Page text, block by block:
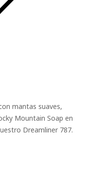
mantas suaves,
Mountain Soap en
Dreamliner 787.